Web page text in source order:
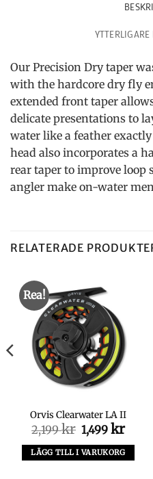
Our Precision Dry taper
with the hardcore dry fly
extended front taper
delicate presentations to
water like a feather
head also incorporates a
rear taper to improve loop
angler make on-water
RELATERADE
Rea!
Orvis Clearwater LA II
2,199kr Det
ursprungliga
priset
var:
1,499 krDet
priset
är:
LÄGG TILL I VARUKORG